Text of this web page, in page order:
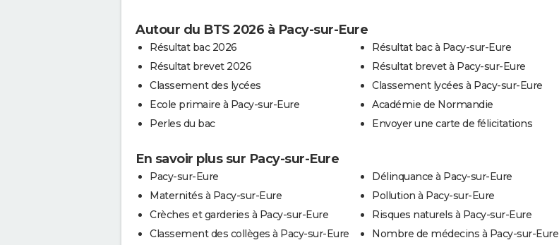
Autour du BTS 2026 à Pacy-sur-Eure
Résultat bac 2026
Résultat brevet 2026
Classement des lycées
Ecole primaire à Pacy-sur-Eure
Perles du bac
Résultat bac à Pacy-sur-Eure
Résultat brevet à Pacy-sur-Eure
Classement lycées à Pacy-sur-Eure
Académie de Normandie
Envoyer une carte de félicitations
En savoir plus sur Pacy-sur-Eure
Pacy-sur-Eure
Maternités à Pacy-sur-Eure
Crèches et garderies à Pacy-sur-Eure
Classement des collèges à Pacy-sur-Eure
Délinquance à Pacy-sur-Eure
Pollution à Pacy-sur-Eure
Risques naturels à Pacy-sur-Eure
Nombre de médecins à Pacy-sur-Eure